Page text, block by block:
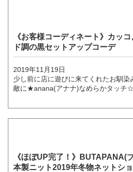
《お客様コーディネート》カッ
ド調の黒セットアップコーデ
2019年11月19日
少し前に店に遊びに来てくれたお馴
敵に★anana(アナナ)なめらかタッチ
《ほぼUP完了！》BUTAPANA(
本製ニット2019年冬物ネットシ